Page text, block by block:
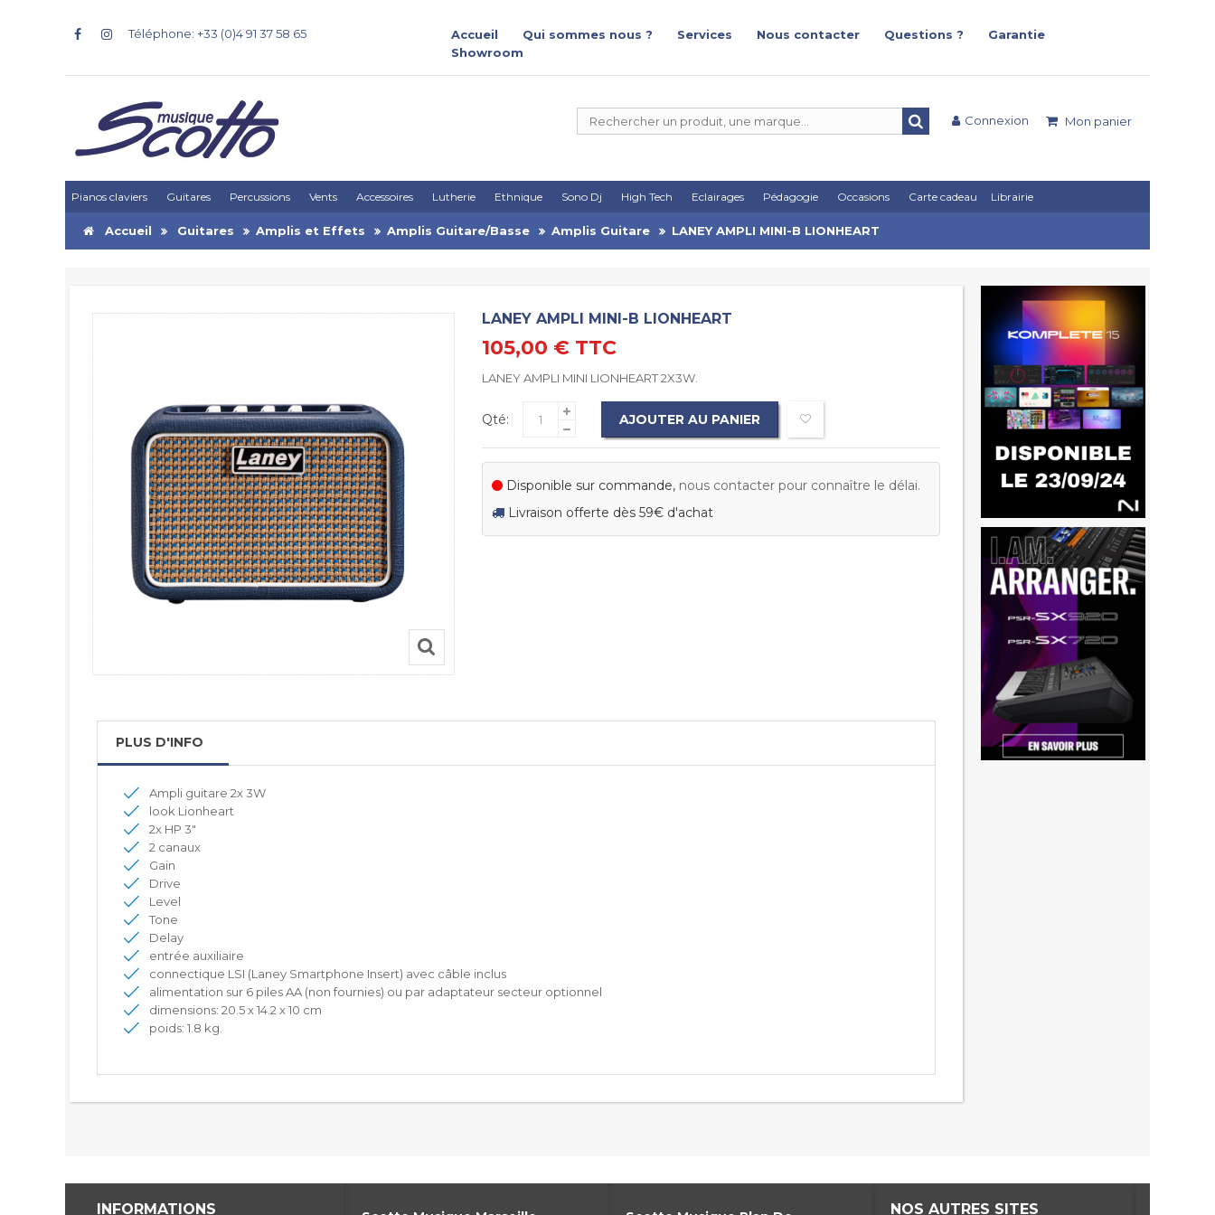
Téléphone: +33 (0)4 91 37 58 65 Accueil Qui sommes nous ? Services Nous contacter Questions ?
Garantie
Showroom
Mon panier
Connexion
Pianos claviers Guitares Percussions Vents Accessoires Lutherie Ethnique Sono Dj High Tech Eclairages Pédagogie Occasions Carte cadeau Librairie
Accueil Guitares Amplis et Effets Amplis Guitare/Basse Amplis Guitare LANEY AMPLI MINI-B LIONHEART
LANEY AMPLI MINI-B LIONHEART
105,00 € TTC
LANEY AMPLI MINI LIONHEART 2X3W.
Qté: AJOUTER AU PANIER
Disponible sur commande, nous contacter pour connaître le délai.
Livraison offerte dès 59€ d'achat
PLUS D'INFO
Ampli guitare 2x 3W
look Lionheart
2x HP 3"
2 canaux
Gain
Drive
Level
Tone
Delay
entrée auxiliaire
connectique LSI (Laney Smartphone Insert) avec câble inclus
alimentation sur 6 piles AA (non fournies) ou par adaptateur secteur optionnel
dimensions: 20.5 x 14.2 x 10 cm
poids: 1.8 kg.
INFORMATIONS NOS AUTRES SITES